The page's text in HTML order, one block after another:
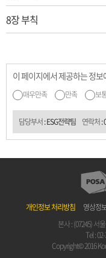
8장 부칙
이 페이지에서 제공하는 정
매우만족 만족 보
담당부서: ESG전략팀 연락처:
개인정보 처리방침 영상정
본사 : (07245) 서
Tel :
Copyright© 2016